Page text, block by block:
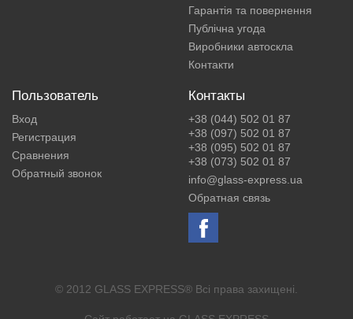
Гарантія та повернення
Публічна угода
Виробники автоскла
Контакти
Пользователь
Вход
Регистрация
Сравнения
Обратный звонок
Контакты
+38 (044) 502 01 87
+38 (097) 502 01 87
+38 (095) 502 01 87
+38 (073) 502 01 87
info@glass-express.ua
Обратная связь
© 2012 GLASS EXPRESS® Всі права захищені.